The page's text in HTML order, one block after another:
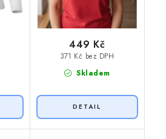
Skladem
371 Kč bez DPH
449 Kč